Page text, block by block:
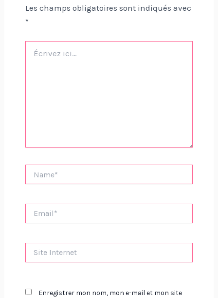
Les champs obligatoires sont indiqués avec
*
ici…
Internet
Enregistrer mon nom, mon e-mail et mon site